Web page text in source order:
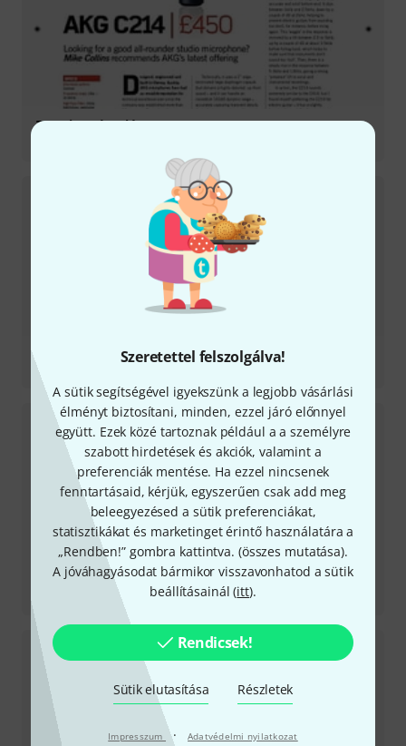
Szeretettel felszolgálva!
A sütik segítségével igyekszünk a legjobb vásárlási
élményt biztosítani, minden, ezzel járó előnnyel
együtt. Ezek közé tartoznak például a a személyre
szabott hirdetések és akciók, valamint a
preferenciák mentése. Ha ezzel nincsenek
fenntartásaid, kérjük, egyszerűen csak add meg
beleegyezésed a sütik preferenciákat,
statisztikákat és marketinget érintő használatára a
„Rendben!” gombra kattintva. (összes mutatása).
A jóváhagyásodat bármikor visszavonhatod a sütik
beállításainál (itt).
Rendicsek!
Sütik elutasítása Részletek
Impresszum · Adatvédelmi nyilatkozat
Tesztbeszámoló
Tesztbeszámoló
K-240 Studio
Tesztbeszámoló